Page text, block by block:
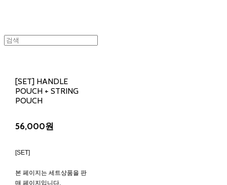
[SET] HANDLE
POUCH + STRING
POUCH
56,000원
[SET]
본 페이지는 세트상품을 판
매 페이지입니다.